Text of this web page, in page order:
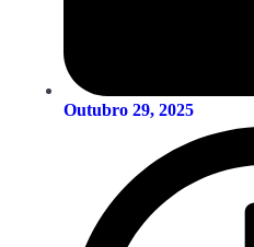
Outubro 29, 2025